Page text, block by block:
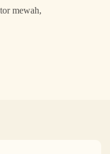
mewah,